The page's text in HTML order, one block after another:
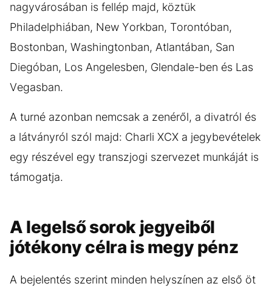
nagyvárosában is fellép majd, köztük
Philadelphiában, New Yorkban, Torontóban,
Bostonban, Washingtonban, Atlantában, San
Diegóban, Los Angelesben, Glendale-ben és Las
Vegasban.
A turné azonban nemcsak a zenéről, a divatról és
a látványról szól majd: Charli XCX a jegybevételek
egy részével egy transzjogi szervezet munkáját is
támogatja.
A legelső sorok jegyeiből
jótékony célra is megy pénz
A bejelentés szerint minden helyszínen az első öt